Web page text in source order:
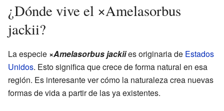
¿Dónde vive el ×Amelasorbus
jackii?
La especie ×Amelasorbus jackiies originaria de Estados
Unidos. Esto significa que crece de forma natural en esa
región. Es interesante ver cómo la naturaleza crea nuevas
formas de vida a partir de las ya existentes.